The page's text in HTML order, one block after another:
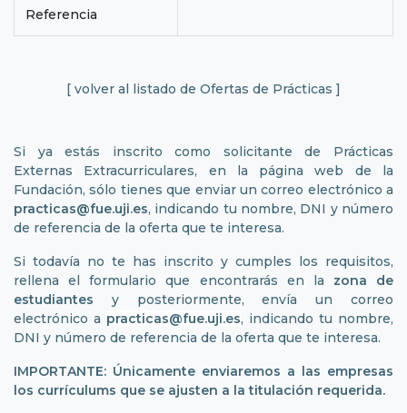
Referencia
[ volver al listado de Ofertas de Prácticas ]
Si ya estás inscrito como solicitante de Prácticas
Externas Extracurriculares, en la página web de la
Fundación, sólo tienes que enviar un correo electrónico a
practicas@fue.uji.es, indicando tu nombre, DNI y número
de referencia de la oferta que te interesa.
Si todavía no te has inscrito y cumples los requisitos,
rellena el formulario que encontrarás en la zona de
estudiantes y posteriormente, envía un correo
electrónico a practicas@fue.uji.es, indicando tu nombre,
DNI y número de referencia de la oferta que te interesa.
IMPORTANTE: Únicamente enviaremos a las empresas
los currículums que se ajusten a la titulación requerida.